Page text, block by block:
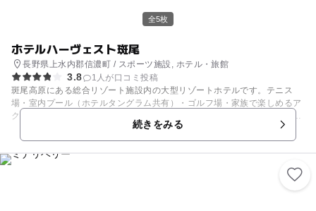
全5枚
ホテルハーヴェスト斑尾
長野県上水内郡信濃町 / スポーツ施設, ホテル・旅館
3.8
1人が口コミ投稿
斑尾高原にある総合リゾート施設内の大型リゾートホテルです。テニス
場・室内プール（ホテルタングラム共有）・ゴルフ場・家族で楽しめるア
クティビティ・トレッキング、冬は隣接するタングラムスキーサーカス斑
尾高原スキー場でスキー・スノーボードが楽しめます。 十分遊んだ後は、
大浴場や岩風呂仕立ての温泉露天風呂から黒姫山を眺めながら疲れを癒し
てくださいね。 初夏には、リゾート施設内の100万輪のゆりとラベンダー
が咲誇るゆり＆ラベンダー園を訪れてみてはいかがでしょう？
続きをみる